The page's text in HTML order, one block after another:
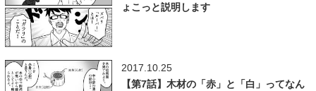
ょこっと説明します
2017.10.25
【第7話】木材の「赤」と「白」ってなん